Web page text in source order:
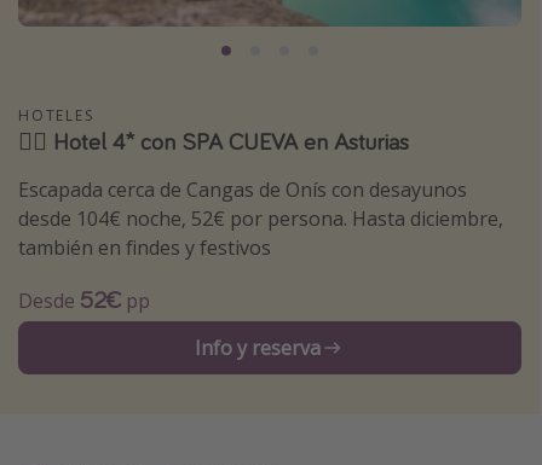
Marruecos
México
Tailandia
Maldivas
Albania
Inspiración para viajes
Glamping
HOTELES
🧖‍♀️ Hotel 4* con SPA CUEVA en Asturias
Escapada cerca de Cangas de Onís con desayunos
desde 104€ noche, 52€ por persona. Hasta diciembre,
también en findes y festivos
Desde 52€ pp
Info y reserva